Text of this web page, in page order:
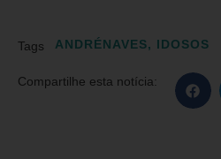
Tags ANDRÉNAVES, IDOSOS
Compartilhe esta notícia: